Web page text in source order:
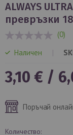
към
началото
на
галерия
снимки
ALWAYS ULTRA FRESH DUO Дамски
превръзки
(0)
Наличен
3,10 € /
Поръчай
Количество: